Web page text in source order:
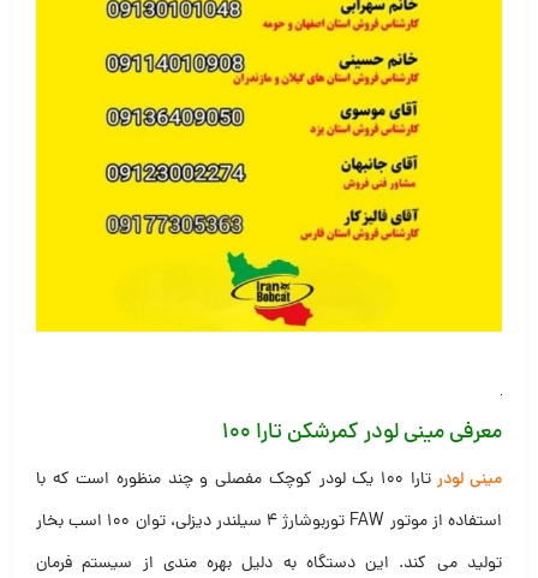
معرفی مینی لودر کمرشکن تارا ۱۰۰
مینی لودر
تارا ۱۰۰ یک لودر کوچک مفصلی و چند منظوره است که با
استفاده از موتور FAW توربوشارژ ۴ سیلندر دیزلی، توان ۱۰۰ اسب بخار
تولید می کند. این دستگاه به دلیل بهره مندی از سیستم فرمان